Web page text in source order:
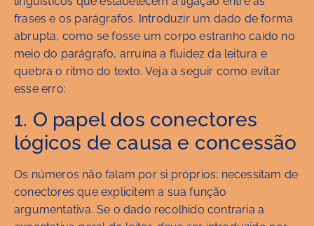
frases e os parágrafos. Introduzir um dado de forma
abrupta, como se fosse um corpo estranho caído no
meio do parágrafo, arruína a fluidez da leitura e
quebra o ritmo do texto. Veja a seguir como evitar
esse erro:
1. O papel dos conectores
lógicos de causa e concessão
Os números não falam por si próprios; necessitam de
conectores que explicitem a sua função
argumentativa. Se o dado recolhido contraria a